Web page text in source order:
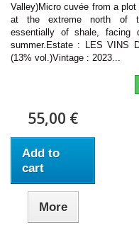
Valley)Micro cuvée from a
at the extreme north of
essentially of shale, facing
summer.Estate : LES VINS
(13% vol.)Vintage : 2023...
55,00 €
Add to
cart
More